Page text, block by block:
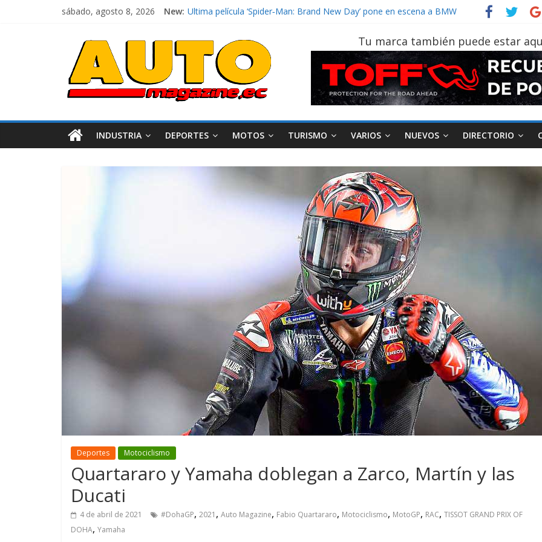
sábado, agosto 8, 2026 New: Ultima película ‘Spider‑Man: Brand New Day’ pone en escena a BMW
La Vuelta al Ecuador 2026, edición 47ª, recorre 7 provincias en 8 días
La FEDAK recibe 12 Sinotruk Bolden para cubrir las rutas de La Vuelta
El costo de tener un vehículo gana protagonismo a la hora de decidir
Tu marca también puede estar
INDUSTRIA DEPORTES MOTOS TURISMO VARIOS NUEVOS DIRECTORIO
Deportes Motociclismo
Quartararo y Yamaha doblegan a Zarco, Martín y las
Ducati
4 de abril de 2021 #DohaGP, 2021 , Auto Magazine, Fabio Quartararo, Motociclismo, MotoGP, RAC, TISSOT GRAND PRIX OF
DOHA, Yamaha
GM reafirma su
compromiso con movilidad
más segura y conectada
Varios
¿Qué puede pasar con tu
vehículo si permanece
varios días sin usar?
AEADE
Movilidad
Campaña busca cambiar
destino de los
en la región